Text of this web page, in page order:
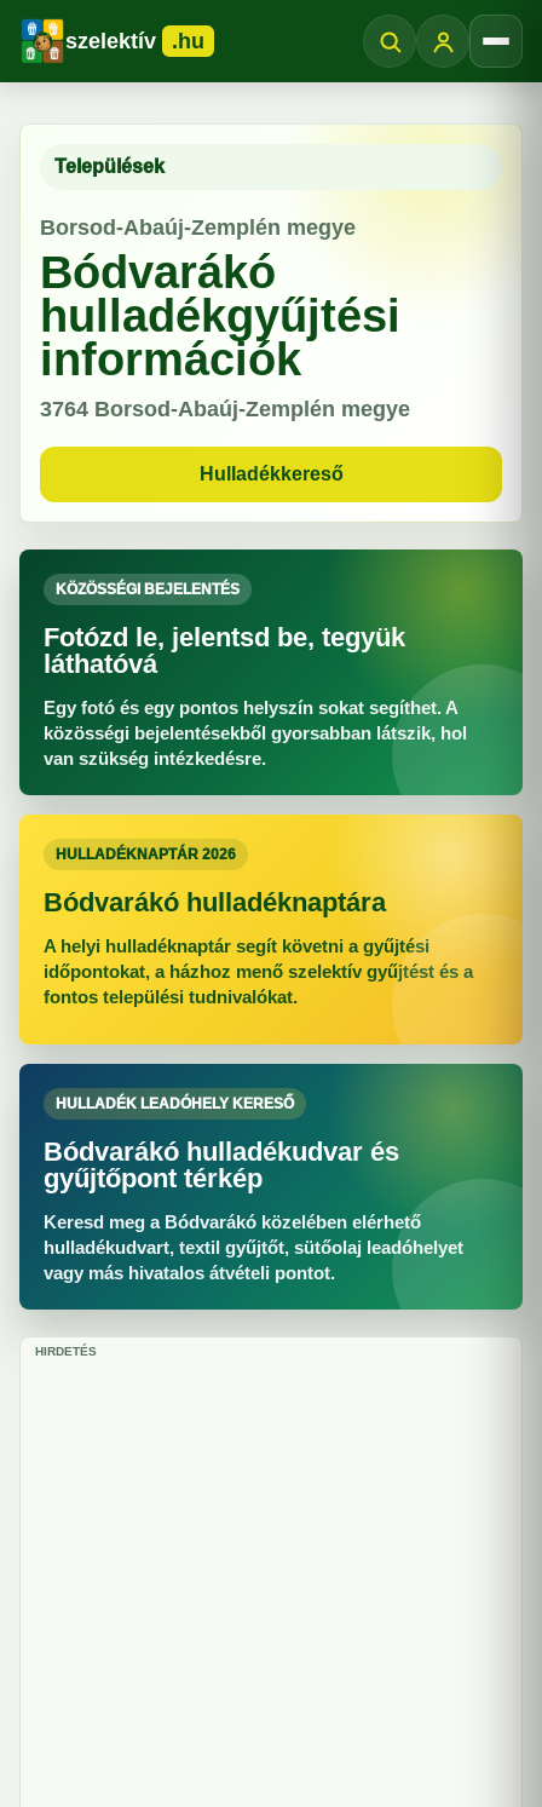
szelektív .hu
Települések
Borsod-Abaúj-Zemplén megye
Bódvarákó
hulladékgyűjtési
információk
3764 Borsod-Abaúj-Zemplén megye
Hulladékkereső
KÖZÖSSÉGI BEJELENTÉS
Fotózd le, jelentsd be, tegyük
láthatóvá
Egy fotó és egy pontos helyszín sokat segíthet. A
közösségi bejelentésekből gyorsabban látszik, hol
van szükség intézkedésre.
HULLADÉKNAPTÁR 2026
Bódvarákó hulladéknaptára
A helyi hulladéknaptár segít követni a gyűjtési
időpontokat, a házhoz menő szelektív gyűjtést és a
fontos települési tudnivalókat.
HULLADÉK LEADÓHELY KERESŐ
Bódvarákó hulladékudvar és
gyűjtőpont térkép
Keresd meg a Bódvarákó közelében elérhető
hulladékudvart, textil gyűjtőt, sütőolaj leadóhelyet
vagy más hivatalos átvételi pontot.
HIRDETÉS